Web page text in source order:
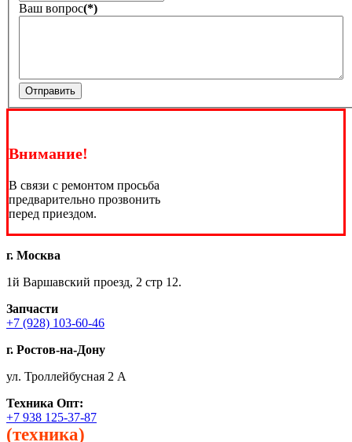
Ваш вопрос(*)
Отправить
Внимание!
В связи с ремонтом просьба
предварительно прозвонить
перед приездом.
г. Москва
1й Варшавский проезд, 2 стр 12.
Запчасти
+7 (928) 103-60-46
г. Ростов-на-Дону
ул. Троллейбусная 2 А
Техника Опт:
+7 938 125-37-87
(техника)